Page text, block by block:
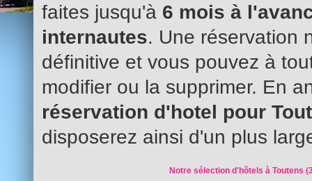
faites jusqu'à 6 mois à
internautes. Une réservation
définitive et vous pouvez à
modifier ou la supprimer. En
réservation d'hotel pour
disposerez ainsi d'un plus
Notre sélection d'hôtels à Toutens